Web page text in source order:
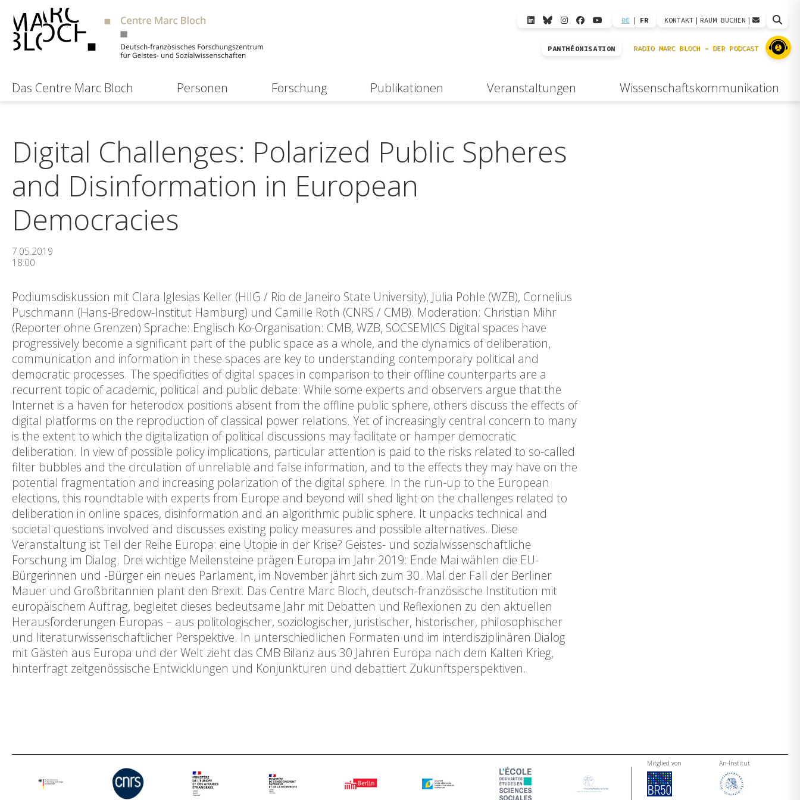
DE | FR KONTAKT | RAUM BUCHEN |
PANTHÉONISATION
Das Centre Marc Bloch Personen Forschung Publikationen Veranstaltungen Wissenschaftskommunikation
Digital Challenges: Polarized Public Spheres
and Disinformation in European
Democracies
7.05.2019
18:00
Podiumsdiskussion mit Clara Iglesias Keller (HIIG / Rio de Janeiro State University), Julia Pohle (WZB), Cornelius
Puschmann (Hans-Bredow-Institut Hamburg) und Camille Roth (CNRS / CMB). Moderation: Christian Mihr
(Reporter ohne Grenzen) Sprache: Englisch Ko-Organisation: CMB, WZB, SOCSEMICS Digital spaces have
progressively become a significant part of the public space as a whole, and the dynamics of deliberation,
communication and information in these spaces are key to understanding contemporary political and
democratic processes. The specificities of digital spaces in comparison to their offline counterparts are a
recurrent topic of academic, political and public debate: While some experts and observers argue that the
Internet is a haven for heterodox positions absent from the offline public sphere, others discuss the effects of
digital platforms on the reproduction of classical power relations. Yet of increasingly central concern to many
is the extent to which the digitalization of political discussions may facilitate or hamper democratic
deliberation. In view of possible policy implications, particular attention is paid to the risks related to so-called
filter bubbles and the circulation of unreliable and false information, and to the effects they may have on the
potential fragmentation and increasing polarization of the digital sphere. In the run-up to the European
elections, this roundtable with experts from Europe and beyond will shed light on the challenges related to
deliberation in online spaces, disinformation and an algorithmic public sphere. It unpacks technical and
societal questions involved and discusses existing policy measures and possible alternatives. Diese
Veranstaltung ist Teil der Reihe Europa: eine Utopie in der Krise? Geistes- und sozialwissenschaftliche
Forschung im Dialog. Drei wichtige Meilensteine prägen Europa im Jahr 2019: Ende Mai wählen die EU-
Bürgerinnen und -Bürger ein neues Parlament, im November jährt sich zum 30. Mal der Fall der Berliner
Mauer und Großbritannien plant den Brexit. Das Centre Marc Bloch, deutsch-französische Institution mit
europäischem Auftrag, begleitet dieses bedeutsame Jahr mit Debatten und Reflexionen zu den aktuellen
Herausforderungen Europas – aus politologischer, soziologischer, juristischer, historischer, philosophischer
und literaturwissenschaftlicher Perspektive. In unterschiedlichen Formaten und im interdisziplinären Dialog
mit Gästen aus Europa und der Welt zieht das CMB Bilanz aus 30 Jahren Europa nach dem Kalten Krieg,
hinterfragt zeitgenössische Entwicklungen und Konjunkturen und debattiert Zukunftsperspektiven.
Mitglied von An-Institut